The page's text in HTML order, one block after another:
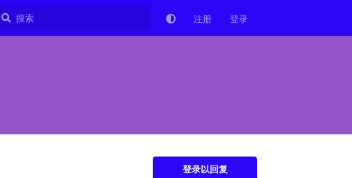
注册 登录
登录以回复